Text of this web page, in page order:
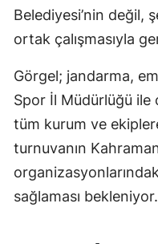
Belediyesi’nin değil,
ortak çalışmasıyla
Görgel; jandarma,
Spor İl Müdürlüğü
tüm kurum ve
turnuvanın
sağlaması bekleniyor.